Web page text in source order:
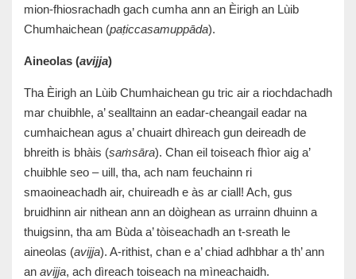
mion-fhiosrachadh gach cumha ann an Èirigh an Lùib
Chumhaichean (paṭiccasamuppāda).
Aineolas (avijja)
Tha Èirigh an Lùib Chumhaichean gu tric air a riochdachadh
mar chuibhle, a’ sealltainn an eadar-cheangail eadar na
cumhaichean agus a’ chuairt dhìreach gun deireadh de
bhreith is bhàis (saṁsāra). Chan eil toiseach fhìor aig a’
chuibhle seo – uill, tha, ach nam feuchainn ri
smaoineachadh air, chuireadh e às ar ciall! Ach, gus
bruidhinn air nithean ann an dòighean as urrainn dhuinn a
thuigsinn, tha am Bùda a’ tòiseachadh an t-sreath le
aineolas (avijja). A-rithist, chan e a’ chiad adhbhar a th’ ann
an avijja, ach dìreach toiseach na mìneachaidh.